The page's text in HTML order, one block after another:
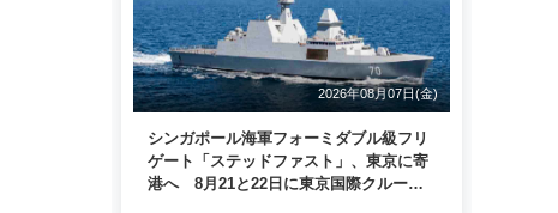
2026年08月07日(金)
シンガポール海軍フォーミダブル級フリ
ゲート「ステッドファスト」、東京に寄
港へ 8月21と22日に東京国際クルーズ